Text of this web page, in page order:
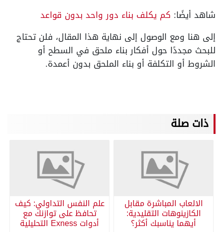
شاهد أيضًا: كم يكلف بناء دور واحد بدون قواعد
إلى هنا ومع الوصول إلى نهاية هذا المقال، فلن تحتاج
للبحث مجددًا حول أفكار بناء ملحق في السطح أو
الشروط أو التكلفة أو بناء الملحق بدون أعمدة.
ذات صلة
الالعاب المباشرة مقابل
الكازينوهات التقليدية:
أيهما يناسبك أكثر؟
علم النفس التداولي: كيف
تحافظ على توازنك مع
أدوات Exness التحليلية